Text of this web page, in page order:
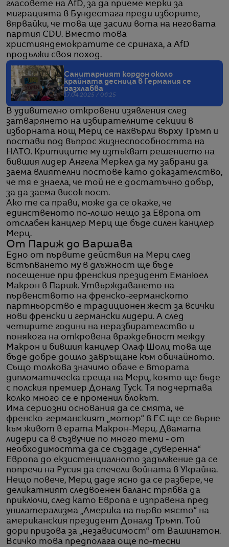
гласовете на AfD, за да приеме мерки за
миграцията в Бундестага преди изборите,
вярвайки, че това ще засили вота на неговата
партия CDU. Вместо това
християндемократите се сринаха, а AfD
продължи своя поход.
Санитарният кордон около
крайната десница в Германия се
разхлабва
17.04.2025 / 06:25
В удивително откровени изявления след
затварянето на избирателните секции в
изборната нощ Мерц се нахвърли върху Тръмп и
постави под въпрос жизнеспособността на
НАТО. Критиците му изтъкват решението на
бившия лидер Ангела Меркел да му забрани да
заема влиятелни постове като доказателство,
че тя е знаела, че той не е достатъчно добър,
за да заема висок пост.
Ако те са прави, може да се окаже, че
единственото по-лошо нещо за Европа от
отслабен канцлер Мерц ще бъде силен канцлер
Мерц.
От Париж до Варшава
Едно от първите действия на Мерц след
встъпването му в длъжност ще бъде
посещение при френския президент Еманюел
Макрон в Париж. Утвърждаването на
първенството на френско-германското
партньорство е традиционен жест за всички
нови френски и германски лидери. А след
четирите години на неразбирателство и
понякога на откровена враждебност между
Макрон и бившия канцлер Олаф Шолц това ще
бъде добре дошло завръщане към обичайното.
Също толкова значимо обаче е втората
дипломатическа среща на Мерц, която ще бъде
с полския премиер Доналд Туск. Тя подчертава
колко много се е променил блокът.
Има сериозни основания да се смята, че
френско-германският „мотор“ в ЕС ще се върне
към живот в ерата Макрон-Мерц. Двамата
лидери са в съзвучие по много теми - от
необходимостта да се създаде „суверенна“
Европа до екзистенциалното задължение да се
попречи на Русия да спечели войната в Украйна.
Нещо повече, Мерц даде ясно да се разбере, че
деликатният следвоенен баланс трябва да
приключи, след като Европа е изправена пред
унилатерализма „Америка на първо място“ на
американския президент Доналд Тръмп. Той
дори призова за „независимост“ от Вашингтон.
Всичко това предполага още по-тесни